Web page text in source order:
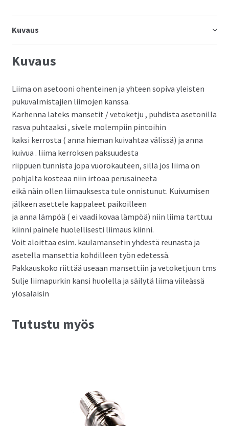
Kuvaus
Kuvaus
Liima on asetooni ohenteinen ja yhteen sopiva yleisten
pukuvalmistajien liimojen kanssa.
Karhenna lateks mansetit / vetoketju , puhdista asetonilla
rasva puhtaaksi , sivele molempiin pintoihin
kaksi kerrosta ( anna hieman kuivahtaa välissä) ja anna
kuivua . liima kerroksen paksuudesta
riippuen tunnista jopa vuorokauteen, sillä jos liima on
pohjalta kosteaa niin irtoaa perusaineeta
eikä näin ollen liimauksesta tule onnistunut. Kuivumisen
jälkeen asettele kappaleet paikoilleen
ja anna lämpöä ( ei vaadi kovaa lämpöä) niin liima tarttuu
kiinni painele huolellisesti liimaus kiinni.
Voit aloittaa esim. kaulamansetin yhdestä reunasta ja
asetella mansettia kohdilleen työn edetessä.
Pakkauskoko riittää useaan mansettiin ja vetoketjuun tms
Sulje liimapurkin kansi huolella ja säilytä liima viileässä
ylösalaisin
Tutustu myös